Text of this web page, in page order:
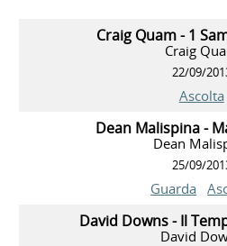
Craig Quam - 1
Craig
22/09/
Ascolta
Dean Malispina -
Dean
25/09/
Guarda
David Downs - Il
David